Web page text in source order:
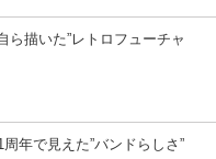
描いた”レトロフューチャ
年で見えた”バンドらしさ”